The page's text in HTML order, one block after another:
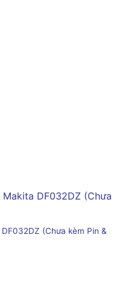
(Chưa kèm Pin &